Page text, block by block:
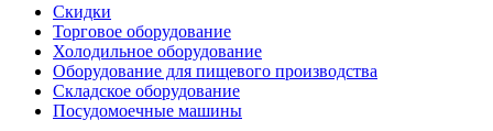
Скидки
Торговое оборудование
Холодильное оборудование
Оборудование для пищевого производства
Складское оборудование
Посудомоечные машины